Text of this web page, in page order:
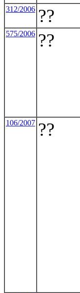
312/2006 ??
575/2006 ??
106/2007 ??